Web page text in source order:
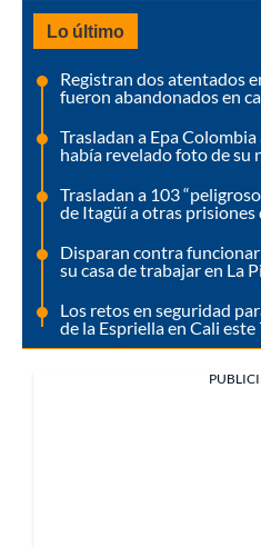
Lo último
Registran dos atentados
fueron abandonados en
Trasladan a Epa Colombia
había revelado foto de su
Trasladan a 103
de Itagüí a otras prisiones
Disparan contra
su casa de trabajar en La
Los retos en seguridad
de la Espriella en Cali este